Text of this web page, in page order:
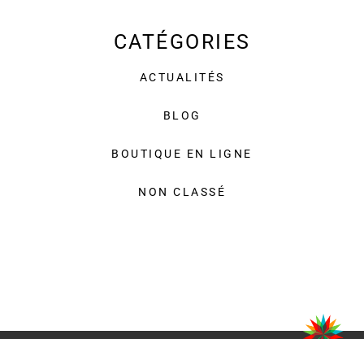
CATÉGORIES
ACTUALITÉS
BLOG
BOUTIQUE EN LIGNE
NON CLASSÉ